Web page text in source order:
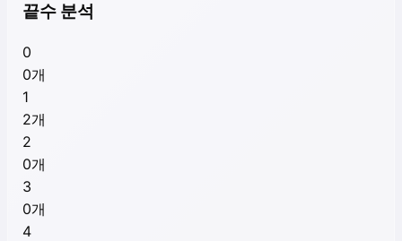
끝수 분석
0
0개
1
2개
2
0개
3
0개
4